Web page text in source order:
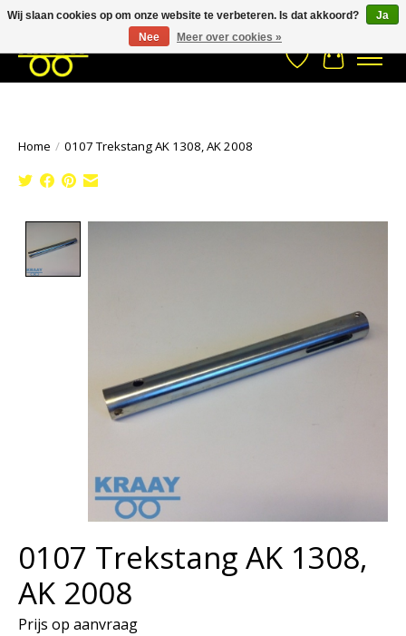
033- 2470 538 info@kraaybv.com Stuur een Whatsapp bericht
Verlanglijst
Home / 0107 Trekstang AK 1308, AK 2008
0107 Trekstang AK 1308,
AK 2008
Prijs op aanvraag
Wij slaan cookies op om onze website te verbeteren. Is dat akkoord?
Ja
Nee
Meer over cookies »